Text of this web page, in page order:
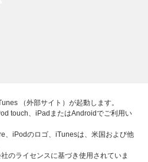
（外部サイト）が起動します。
touch、iPadまたはAndroidでご利用い
、iPodのロゴ、iTunesは、米国および他
のライセンスに基づき使用されていま